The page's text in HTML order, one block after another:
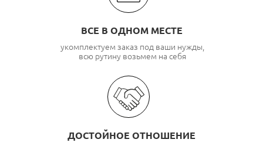
ВСЕ В ОДНОМ МЕСТЕ
укомплектуем заказ под ваши нужды,
всю рутину возьмем на себя
ДОСТОЙНОЕ ОТНОШЕНИЕ